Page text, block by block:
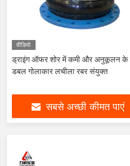
वीडियो
ड्राइंग ऑफर शोर में कमी और अनुकूलन के
डबल गोलाकार लचीला रबर संयुक्त
सबसे अच्छी कीमत पाएं